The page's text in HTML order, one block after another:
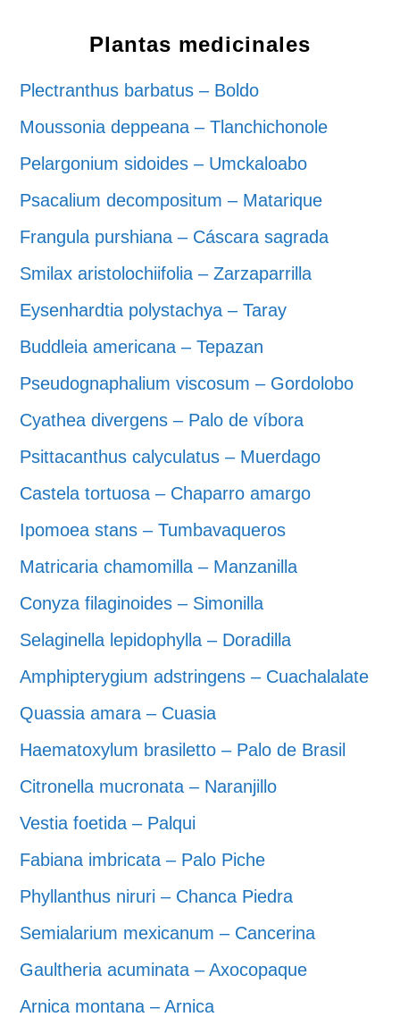
Plantas medicinales
Plectranthus barbatus – Boldo
Moussonia deppeana – Tlanchichonole
Pelargonium sidoides – Umckaloabo
Psacalium decompositum – Matarique
Frangula purshiana – Cáscara sagrada
Smilax aristolochiifolia – Zarzaparrilla
Eysenhardtia polystachya – Taray
Buddleia americana – Tepazan
Pseudognaphalium viscosum – Gordolobo
Cyathea divergens – Palo de víbora
Psittacanthus calyculatus – Muerdago
Castela tortuosa – Chaparro amargo
Ipomoea stans – Tumbavaqueros
Matricaria chamomilla – Manzanilla
Conyza filaginoides – Simonilla
Selaginella lepidophylla – Doradilla
Amphipterygium adstringens – Cuachalalate
Quassia amara – Cuasia
Haematoxylum brasiletto – Palo de Brasil
Citronella mucronata – Naranjillo
Vestia foetida – Palqui
Fabiana imbricata – Palo Piche
Phyllanthus niruri – Chanca Piedra
Semialarium mexicanum – Cancerina
Gaultheria acuminata – Axocopaque
Arnica montana – Arnica